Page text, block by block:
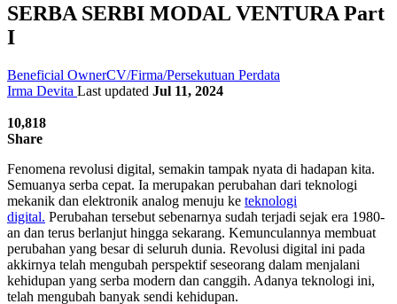
SERBA SERBI MODAL VENTURA Part
I
Beneficial OwnerCV/Firma/Persekutuan Perdata
Irma Devita Last updated Jul 11, 2024
10,818
Share
Fenomena revolusi digital, semakin tampak nyata di hadapan kita.
Semuanya serba cepat. Ia merupakan perubahan dari teknologi
mekanik dan elektronik analog menuju ke teknologi
digital. Perubahan tersebut sebenarnya sudah terjadi sejak era 1980-
an dan terus berlanjut hingga sekarang. Kemunculannya membuat
perubahan yang besar di seluruh dunia. Revolusi digital ini pada
akkirnya telah mengubah perspektif seseorang dalam menjalani
kehidupan yang serba modern dan canggih. Adanya teknologi ini,
telah mengubah banyak sendi kehidupan.